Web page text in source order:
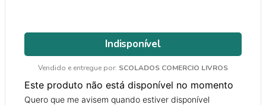
Indisponível
Vendido e entregue por: SCOLADOS COMERCIO LIVROS
Este produto não está disponível no momento
Quero que me avisem quando estiver disponível
7º
pincel
8º
tinta guache 250ml
10º guache